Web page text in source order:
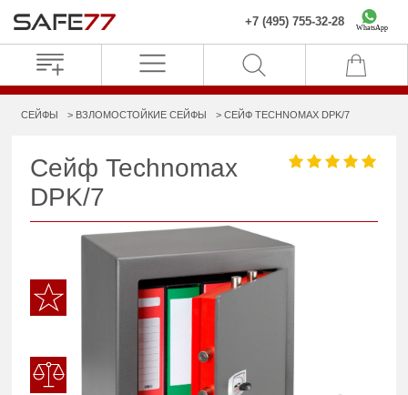
+7 (495) 755-32-28 WhatsApp
СЕЙФЫ ВЗЛОМОСТОЙКИЕ СЕЙФЫ СЕЙФ TECHNOMAX DPK/7
Сейф Technomax
DPK/7